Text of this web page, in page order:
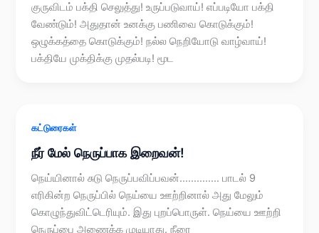
குருவிடம் பக்தி செலுத்து! உருப்படுவாய்! எப்படியோ பக்தி
வேண்டும்! அதுதான் உனக்கு பணிவை கொடுக்கும்!
ஒழுக்கத்தை கொடுக்கும்! நல்ல நெறியோடு வாழ்வாய்!
பக்தியே முக்திக்கு முதல்படி! மூட
கட்டுரைகள்
நீர் மேல் நெருப்பாக இறைவன்!
நெய்யினால் சுடு நெருப்பவிப்பவன்………….. பாடல் 9
எரிகின்ற நெருப்பில் நெய்யை ஊற்றினால் அது மேலும்
கொழுந்துவிட்டெரியும். இது புறப்பொருள். நெய்யை ஊற்றி
நெருப்பை அணைக்க முடியாது. நீரை